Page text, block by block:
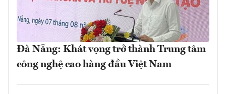
Đà Nẵng: Khát vọng trở thành Trung tâm
công nghệ cao hàng đầu Việt Nam